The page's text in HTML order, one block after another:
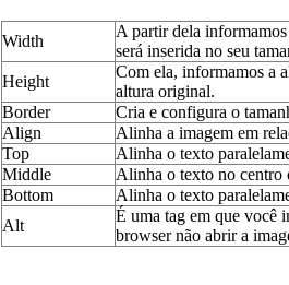
Width
A partir dela
será inserida no seu
Height
Com ela, informamos a
altura original.
Border
Cria e configura o
Align
Alinha a imagem em
Top
Alinha o texto
Middle
Alinha o texto no centro
Bottom
Alinha o texto
Alt
É uma tag em que você
browser não abrir a